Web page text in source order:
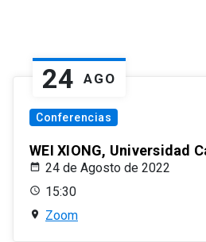
24 AGO
Conferencias
WEI XIONG, Universidad
24 de Agosto de 2022
15:30
Zoom